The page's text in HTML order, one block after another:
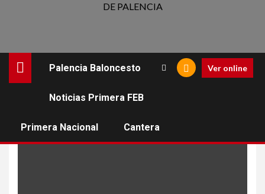
DE PALENCIA
Palencia Baloncesto
Noticias Primera FEB
Primera Nacional Cantera
Ver online